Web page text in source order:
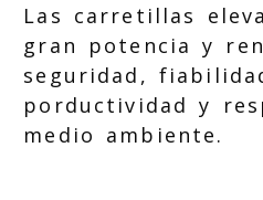
Las carretillas
gran potencia y
seguridad,
porductividad y
medio ambiente.